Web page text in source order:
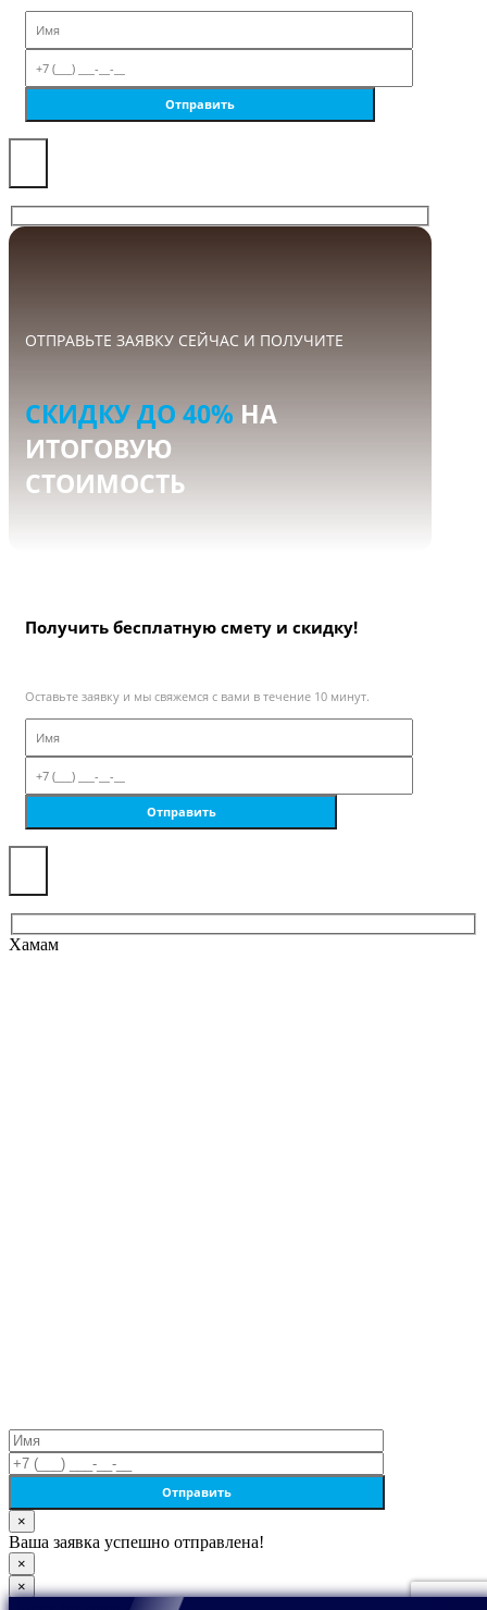
ОТПРАВЬТЕ ЗАЯВКУ СЕЙЧАС И ПОЛУЧИТЕ
СКИДКУ ДО 40% НА
ИТОГОВУЮ
СТОИМОСТЬ
Получить бесплатную смету и скидку!
Оставьте заявку и мы свяжемся с вами в течение 10 минут.
Хамам
×
Ваша заявка успешно отправлена!
×
×